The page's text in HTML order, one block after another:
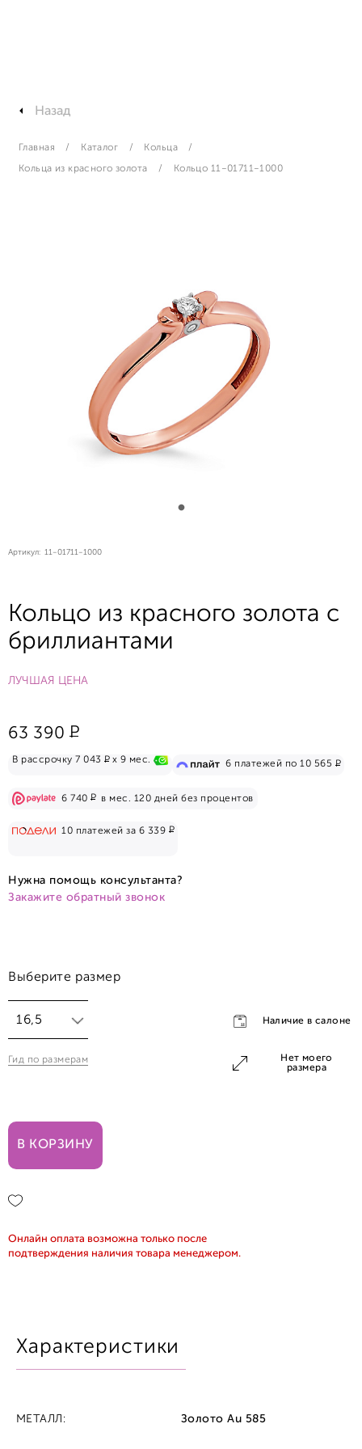
Назад
Главная Каталог Кольца
Кольца из красного золота Кольцо 11-01711-1000
Артикул: 11-01711-1000
Кольцо из красного золота с
бриллиантами
ЛУЧШАЯ ЦЕНА
63 390 Р
В рассрочку 7 043 Рx 9 мес. 6 платежей по 10 565 Р
6 740 Рв мес. 120 дней без процентов
10 платежей за 6 339 Р
Нужна помощь консультанта?
Закажите обратный звонок
Выберите размер
16,5
16,5
Гид по размерам
Нет моего
размера
Наличие в салоне
В КОРЗИНУ
Онлайн оплата возможна только после
подтверждения наличия товара менеджером.
Характеристики
МЕТАЛЛ: Золото Au 585